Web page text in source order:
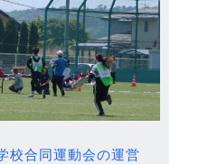
校合同運動会の運営